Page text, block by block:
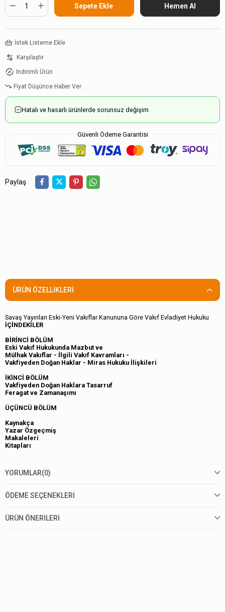
İstek Listeme Ekle
Karşılaştır
İndirimli Ürün
Fiyat Düşünce Haber Ver
Hatalı ve hasarlı ürünlerde sorunsuz değişim
Güvenli Ödeme Garantisi
Paylaş
ÜRÜN ÖZELLIKLERI
Savaş Yayınları Eski-Yeni Vakıflar Kanununa Göre Vakıf Evladiyet Hukuku
İÇİNDEKİLER
BİRİNCİ BÖLÜM
Eski Vakıf Hukukunda Mazbut ve
Mülhak Vakıflar - İlgili Vakıf Kavramları -
Vakfiyeden Doğan Haklar - Miras Hukuku İlişkileri
İKİNCİ BÖLÜM
Vakfiyeden Doğan Haklara Tasarruf
Feragat ve Zamanaşımı
ÜÇÜNCÜ BÖLÜM
Kaynakça
Yazar Özgeçmiş
Makaleleri
Kitapları
YORUMLAR(0)
ÖDEME SEÇENEKLERI
ÜRÜN ÖNERILERI